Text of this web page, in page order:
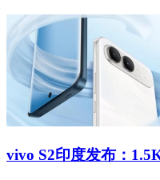
vivo S2印度发布：